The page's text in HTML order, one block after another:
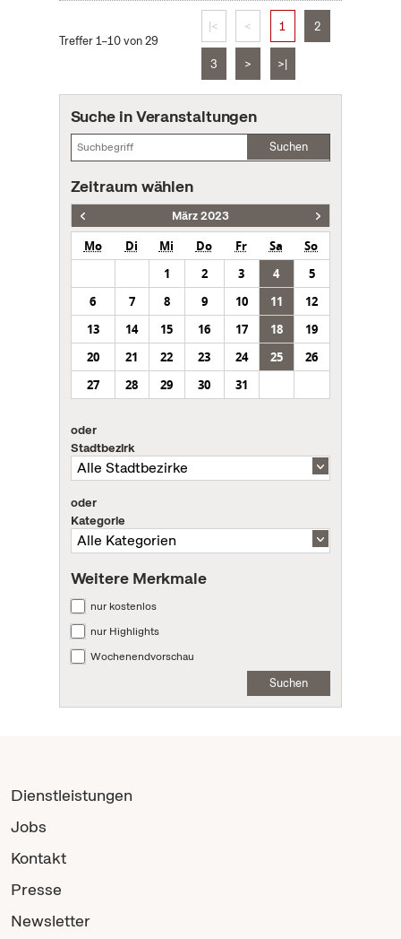
Treffer 1–10 von 29
|< < 1 2
3 > >|
Suche in Veranstaltungen
Suchen
Zeitraum wählen
März 2023
Mo Di Mi Do Fr Sa
So
1
2 3 4
5
6
7 8 9 10 11
12
13
14 15 16 17 18
19
20
21 22 23 24 25
26
27
28 29 30 31
oder
Stadtbezirk
oder
Kategorie
Weitere Merkmale
nur kostenlos
nur Highlights
Wochenendvorschau
Suchen
Dienstleistungen
Jobs
Kontakt
Presse
Newsletter